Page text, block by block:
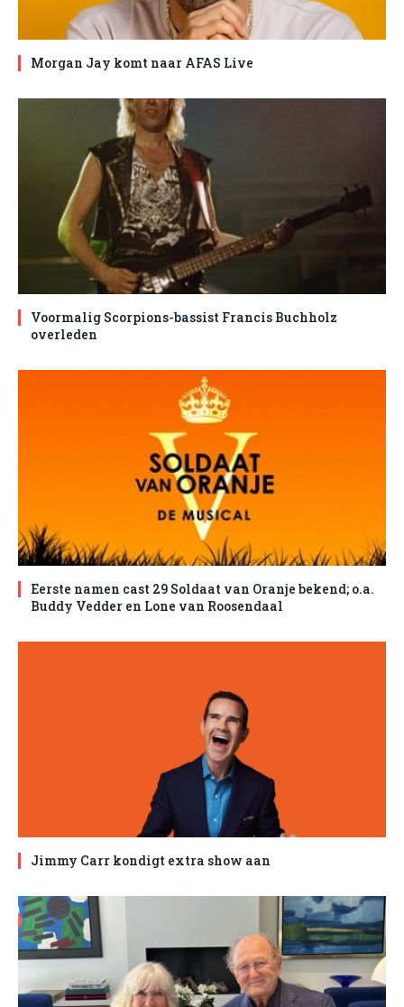
Morgan Jay komt naar AFAS Live
Voormalig Scorpions-bassist Francis Buchholz
overleden
Eerste namen cast 29 Soldaat van Oranje bekend; o.a.
Buddy Vedder en Lone van Roosendaal
Jimmy Carr kondigt extra show aan